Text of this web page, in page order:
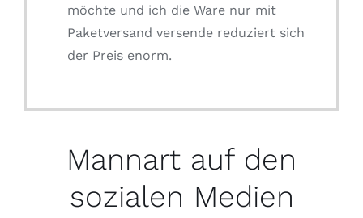
möchte und ich die Ware nur mit
Paketversand versende reduziert sich
der Preis enorm.
Mannart auf den
sozialen Medien